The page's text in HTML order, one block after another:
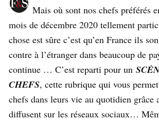
Mais où sont nos chefs préférés
mois de décembre 2020 tellement
chose est sûre c’est qu’en France ils
contre à l’étranger dans beaucoup de
continue … C’est reparti pour un
CHEFS, cette rubrique qui vous
chefs dans leurs vie au quotidien grâce
diffusent sur les réseaux sociaux…